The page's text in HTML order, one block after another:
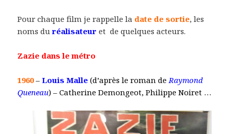
Pour chaque film je rappelle la date de sortie, les
noms duréalisateuret de quelques acteurs.
Zazie dans le métro
1960–Louis Malle (d’après le roman de Raymond
Queneau) – Catherine Demongeot, Philippe Noiret …